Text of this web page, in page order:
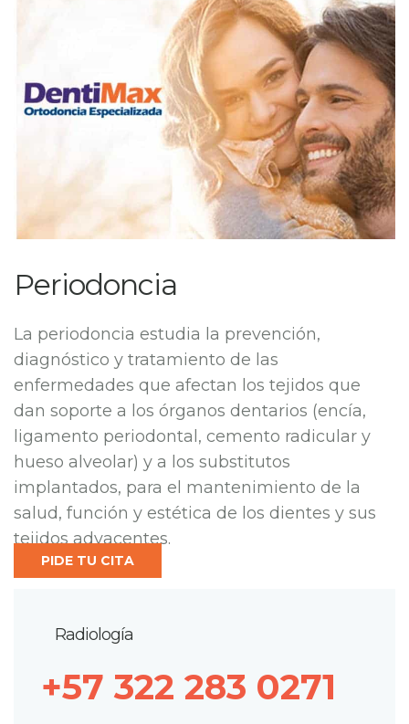
Periodoncia
La periodoncia estudia la prevención,
diagnóstico y tratamiento de las
enfermedades que afectan los tejidos que
dan soporte a los órganos dentarios (encía,
ligamento periodontal, cemento radicular y
hueso alveolar) y a los substitutos
implantados, para el mantenimiento de la
salud, función y estética de los dientes y sus
tejidos adyacentes.
PIDE TU CITA
Radiología
+57 322 283 0271